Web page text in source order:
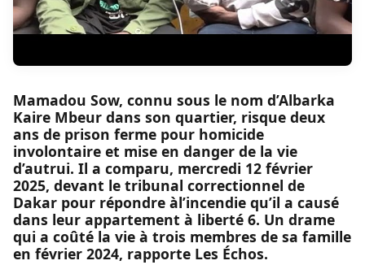
Mamadou Sow, connu sous le nom d’Albarka
Kaire Mbeur dans son quartier, risque deux
ans de prison ferme pour homicide
involontaire et mise en danger de la vie
d’autrui. Il a comparu, mercredi 12 février
2025, devant le tribunal correctionnel de
Dakar pour répondre àl’incendie qu’il a causé
dans leur appartement à liberté 6. Un drame
qui a coûté la vie à trois membres de sa famille
en février 2024, rapporte Les Échos.